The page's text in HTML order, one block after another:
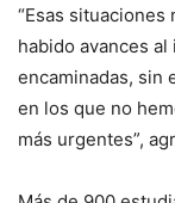
“Esas
habido avances
encaminadas, sin
en los que no
más urgentes”,